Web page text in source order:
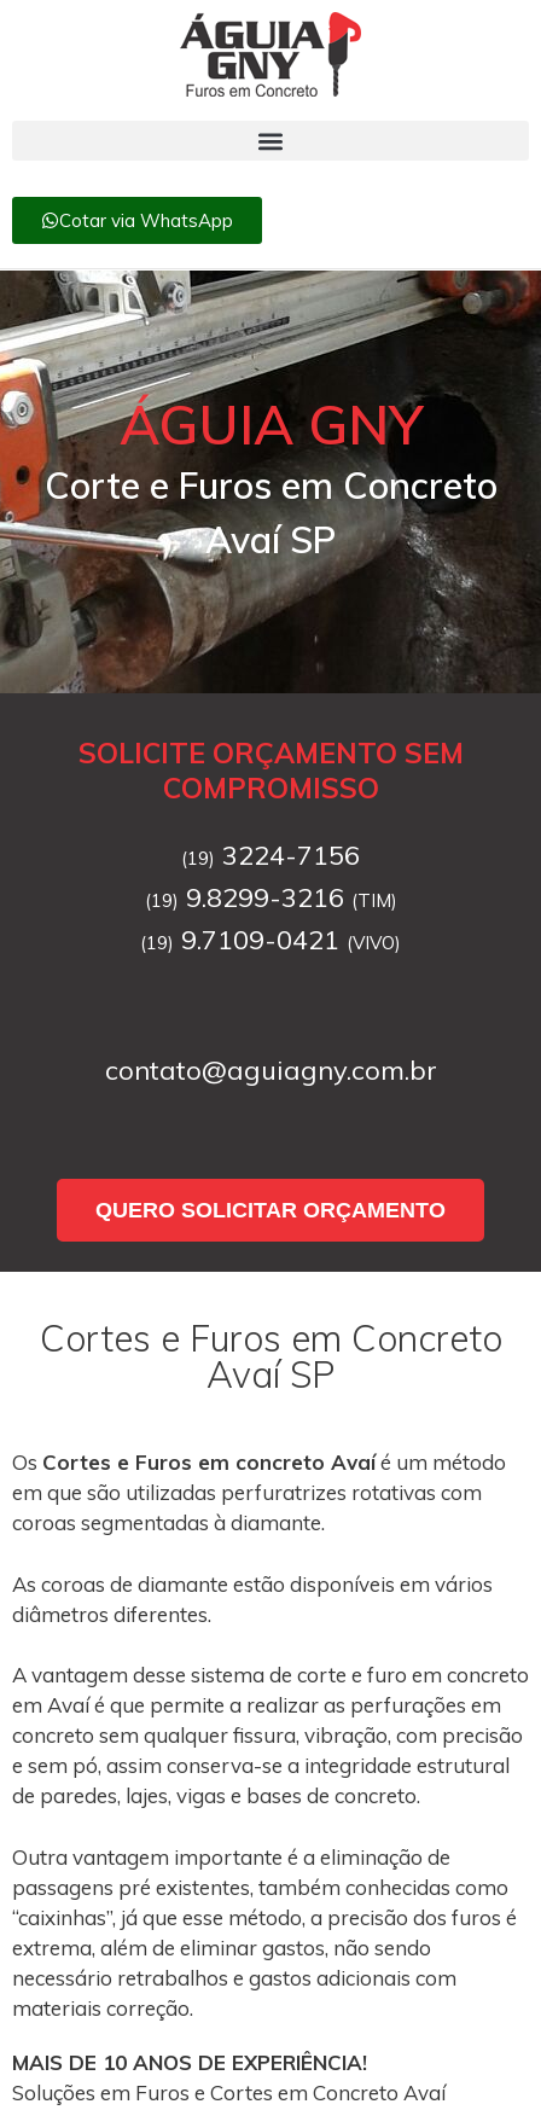
Cotar via WhatsApp
ÁGUIA GNY
Corte e Furos em Concreto
Avaí SP
SOLICITE ORÇAMENTO SEM
COMPROMISSO
(19) 3224-7156
(19) 9.8299-3216 (TIM)
(19) 9.7109-0421 (VIVO)
contato@aguiagny.com.br
QUERO SOLICITAR ORÇAMENTO
Cortes e Furos em Concreto
Avaí SP
Os Cortes e Furos em concreto Avaíé um método
em que são utilizadas perfuratrizes rotativas com
coroas segmentadas à diamante.
As coroas de diamante estão disponíveis em vários
diâmetros diferentes.
A vantagem desse sistema de corte e furo em concreto
em Avaí é que permite a realizar as perfurações em
concreto sem qualquer fissura, vibração, com precisão
e sem pó, assim conserva-se a integridade estrutural
de paredes, lajes, vigas e bases de concreto.
Outra vantagem importante é a eliminação de
passagens pré existentes, também conhecidas como
“caixinhas”, já que esse método, a precisão dos furos é
extrema, além de eliminar gastos, não sendo
necessário retrabalhos e gastos adicionais com
materiais correção.
MAIS DE 10 ANOS DE EXPERIÊNCIA!
Soluções em Furos e Cortes em Concreto Avaí